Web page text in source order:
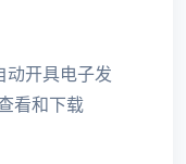
动开具电子发
看和下载